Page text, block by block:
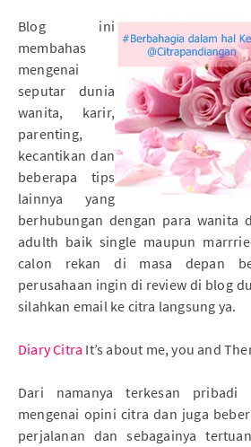
Blog ini
membahas
mengenai
seputar dunia
wanita, karir,
parenting,
kecantikan dan
beberapa tips
lainnya yang
berhubungan dengan para wanita
adulth baik single maupun
calon rekan di masa depan
perusahaan ingin di review di blog
silahkan email ke citra langsung ya.
Diary Citra It’s about me, you and
Dari namanya terkesan pribadi
mengenai opini citra dan juga
perjalanan dan sebagainya